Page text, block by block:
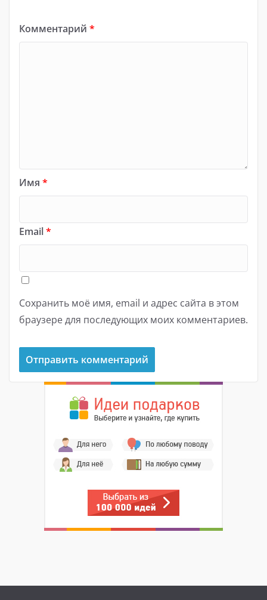
Комментарий *
Имя *
Email*
Сохранить моё имя, email и адрес сайта в этом
браузере для последующих моих комментариев.